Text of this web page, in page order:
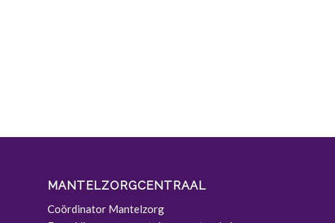
MANTELZORGCENTRAAL
Coördinator Mantelzorg